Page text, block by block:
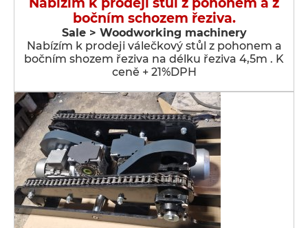
bočním schozem řeziva.
Sale > Woodworking machinery
Nabízím k prodeji válečkový stůl z pohonem a
bočním shozem řeziva na délku řeziva 4,5m . K
ceně + 21%DPH